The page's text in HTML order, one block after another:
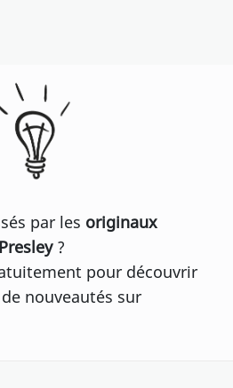
par les originaux
?
pour découvrir
nouveautés sur